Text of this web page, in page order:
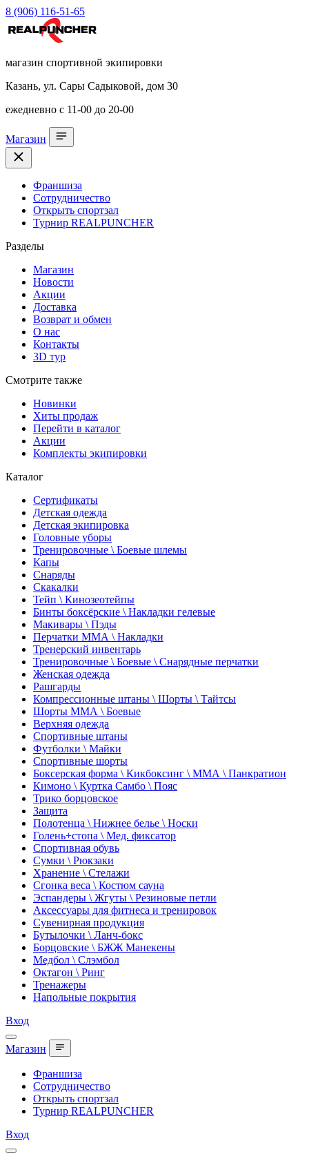
8 (906) 116-51-65
магазин спортивной экипировки
Казань, ул. Сары Садыковой, дом 30
ежедневно с 11-00 до 20-00
Магазин
Франшиза
Сотрудничество
Открыть спортзал
Турнир REALPUNCHER
Разделы
Магазин
Новости
Акции
Доставка
Возврат и обмен
О нас
Контакты
3D тур
Смотрите также
Новинки
Хиты продаж
Перейти в каталог
Акции
Комплекты экипировки
Каталог
Сертификаты
Детская одежда
Детская экипировка
Головные уборы
Тренировочные \ Боевые шлемы
Капы
Снаряды
Скакалки
Тейп \ Кинозеотейпы
Бинты боксёрские \ Накладки гелевые
Макивары \ Пэды
Перчатки ММА \ Накладки
Тренерский инвентарь
Тренировочные \ Боевые \ Снарядные перчатки
Женская одежда
Рашгарды
Компрессионные штаны \ Шорты \ Тайтсы
Шорты ММА \ Боевые
Верхняя одежда
Спортивные штаны
Футболки \ Майки
Спортивные шорты
Боксерская форма \ Кикбоксинг \ ММА \ Панкратион
Кимоно \ Куртка Самбо \ Пояс
Трико борцовское
Защита
Полотенца \ Нижнее белье \ Носки
Голень+стопа \ Мед. фиксатор
Спортивная обувь
Сумки \ Рюкзаки
Хранение \ Стелажи
Сгонка веса \ Костюм сауна
Эспандеры \ Жгуты \ Резиновые петли
Аксессуары для фитнеса и тренировок
Сувенирная продукция
Бутылочки \ Ланч-бокс
Борцовские \ БЖЖ Манекены
Медбол \ Слэмбол
Октагон \ Ринг
Тренажеры
Напольные покрытия
Вход
Магазин
Франшиза
Сотрудничество
Открыть спортзал
Турнир REALPUNCHER
Вход